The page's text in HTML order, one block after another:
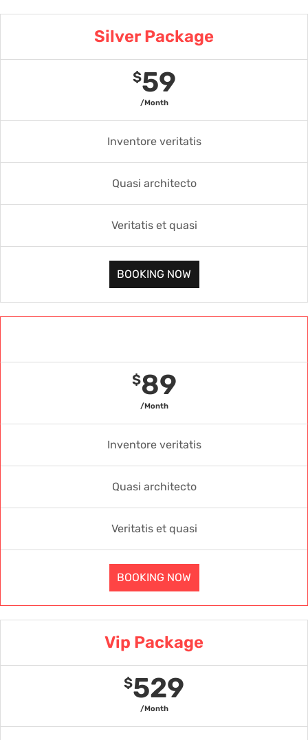
Silver Package
$59
/Month
Inventore veritatis
Quasi architecto
Veritatis et quasi
BOOKING NOW
$89
/Month
Inventore veritatis
Quasi architecto
Veritatis et quasi
BOOKING NOW
Vip Package
$529
/Month